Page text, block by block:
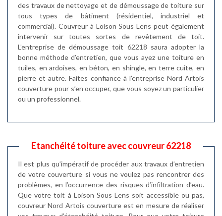
des travaux de nettoyage et de démoussage de toiture sur
tous types de bâtiment (résidentiel, industriel et
commercial). Couvreur à Loison Sous Lens peut également
intervenir sur toutes sortes de revêtement de toit.
L’entreprise de démoussage toit 62218 saura adopter la
bonne méthode d’entretien, que vous ayez une toiture en
tuiles, en ardoises, en béton, en shingle, en terre cuite, en
pierre et autre. Faites confiance à l’entreprise Nord Artois
couverture pour s’en occuper, que vous soyez un particulier
ou un professionnel.
Etanchéité toiture avec couvreur 62218
Il est plus qu’impératif de procéder aux travaux d’entretien
de votre couverture si vous ne voulez pas rencontrer des
problèmes, en l’occurrence des risques d’infiltration d’eau.
Que votre toit à Loison Sous Lens soit accessible ou pas,
couvreur Nord Artois couverture est en mesure de réaliser